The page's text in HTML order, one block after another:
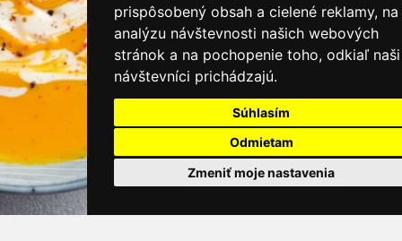
prispôsobený obsah a cielené reklamy, na
analýzu návštevnosti našich webových
stránok a na pochopenie toho, odkiaľ naši
návštevníci prichádzajú.
Súhlasím
Odmietam
Zmeniť moje nastavenia
Všeobecné obchodné podmienky
Ochrana osobných údajov
Cookies
Moje KamNaMenu
Pridať reštauráciu
Cenník balíkov